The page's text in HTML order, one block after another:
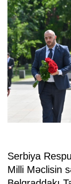
Serbiya
Milli Məclisin